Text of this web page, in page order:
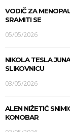
VODIČ ZA
SRAMITI SE
05/05/2026
NIKOLA TESLA
SLIKOVNICU
03/05/2026
ALEN NIŽETIĆ
KONOBAR